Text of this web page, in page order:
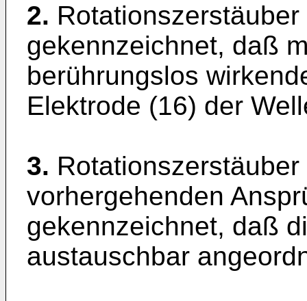
2.
gekennzeichnet, daß
berührungslos
Elektrode (16) der
3.
vorhergehenden
gekennzeichnet, daß
austauschbar